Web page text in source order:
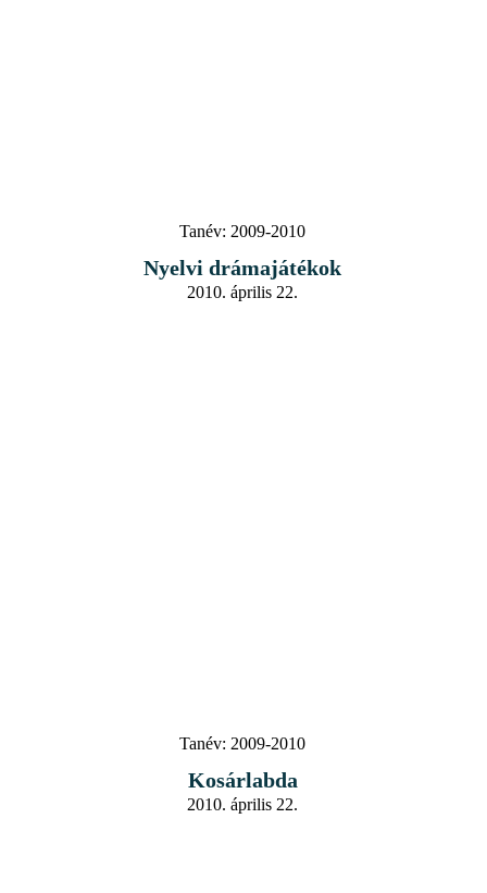
Tanév: 2009-2010
Nyelvi drámajátékok
2010. április 22.
Tanév: 2009-2010
Kosárlabda
2010. április 22.